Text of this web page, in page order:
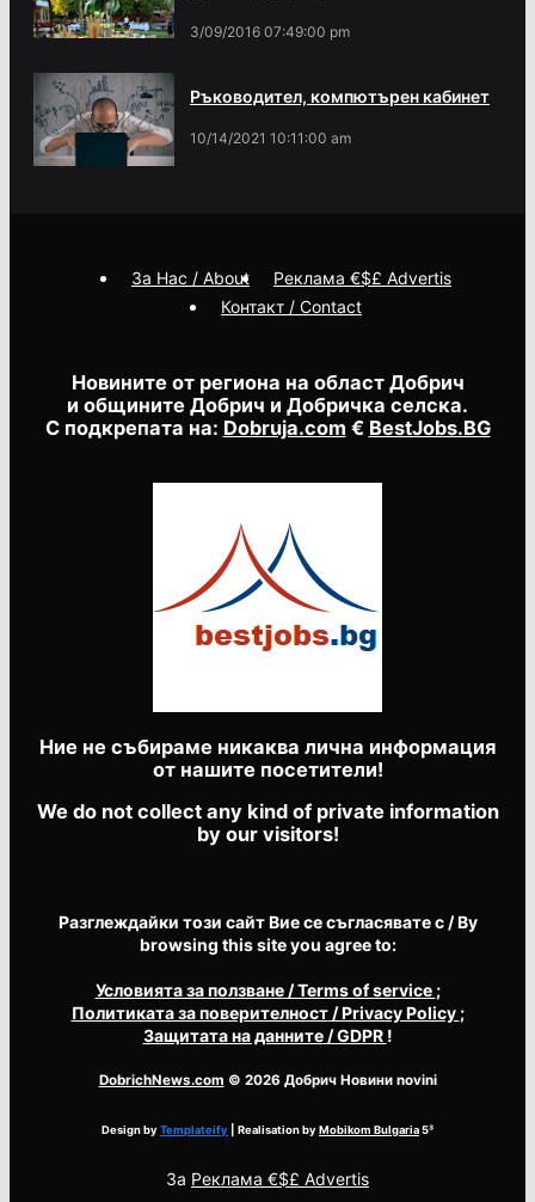
3/09/2016 07:49:00 pm
Ръководител, компютърен кабинет
10/14/2021 10:11:00 am
Новините от региона на област Добрич
и общините Добрич и Добричка селска.
С подкрепата на: Dobruja.com € BestJobs.BG
Ние не събираме никаква лична информация
от нашите посетители!
We do not collect any kind of private information
by our visitors!
Разглеждайки този сайт Вие се съгласявате с / By
browsing this site you agree to:
Условията за ползване/ Terms of service ;
Политиката за поверителност/ Privacy Policy ;
Защитата на данните/ GDPR !
DobrichNews.com © 2026 Добрич Новини novini
Design byTemplateify | Realisation byMobikom Bulgaria5³
За Реклама €$£ Advertis
За Нас / About
Реклама €$£ Advertis
Контакт / Contact